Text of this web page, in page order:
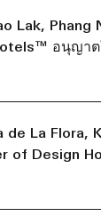
Lak, Phang
อนุญาต
de La Flora,
of Design